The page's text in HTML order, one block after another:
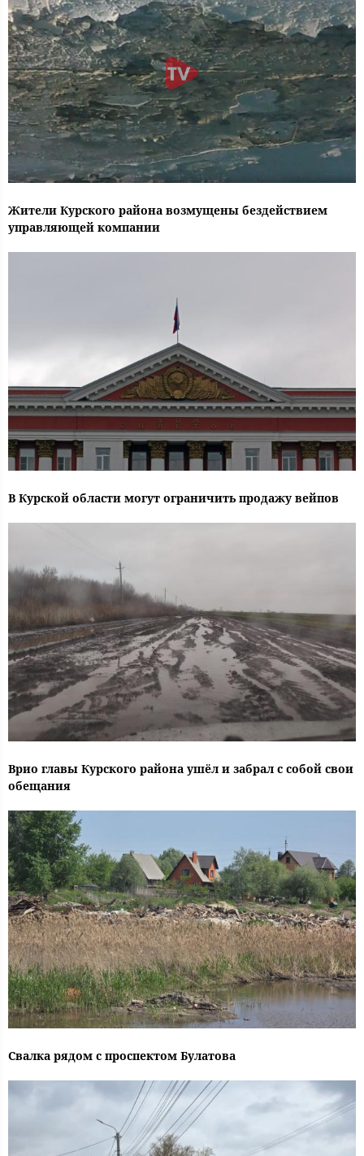
Жители Курского района возмущены бездействием
управляющей компании
В Курской области могут ограничить продажу вейпов
Врио главы Курского района ушёл и забрал с собой свои
обещания
Свалка рядом с проспектом Булатова